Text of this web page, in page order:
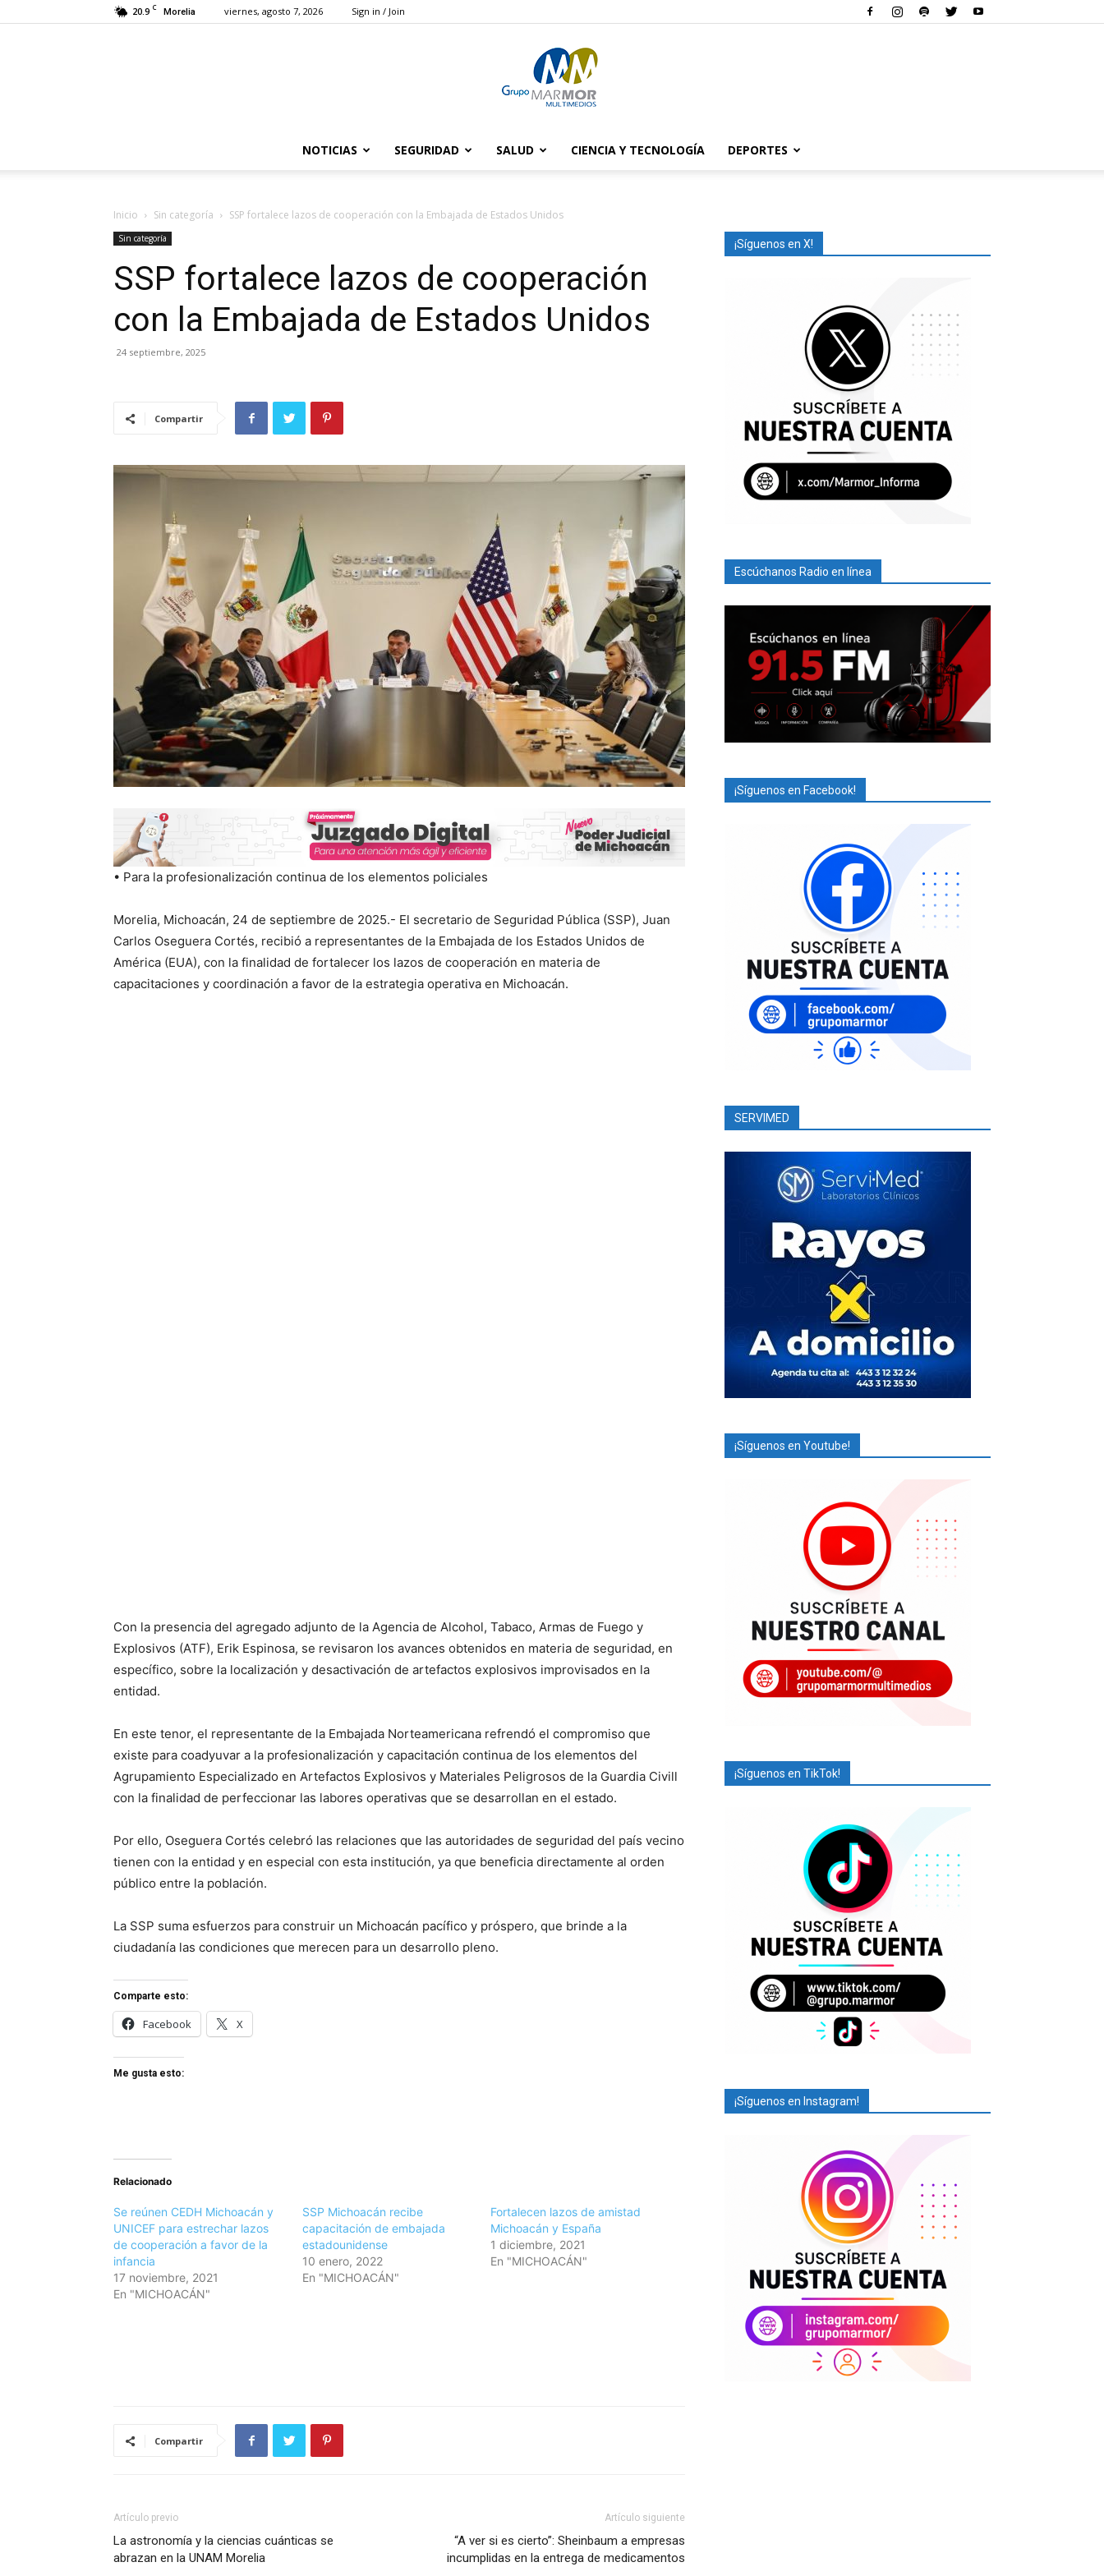
20.9 C Morelia viernes, agosto 7, 2026 Sign in / Join
Marmor
NOTICIAS SEGURIDAD SALUD CIENCIA Y TECNOLOGÍA DEPORTES
Inicio Sin categoría SSP fortalece lazos de cooperación con la Embajada de Estados Unidos
Sin categoría
SSP fortalece lazos de cooperación
con la Embajada de Estados Unidos
24 septiembre, 2025
Compartir
• Para la profesionalización continua de los elementos policiales
Morelia, Michoacán, 24 de septiembre de 2025.- El secretario de Seguridad Pública (SSP), Juan
Carlos Oseguera Cortés, recibió a representantes de la Embajada de los Estados Unidos de
América (EUA), con la finalidad de fortalecer los lazos de cooperación en materia de
capacitaciones y coordinación a favor de la estrategia operativa en Michoacán.
Con la presencia del agregado adjunto de la Agencia de Alcohol, Tabaco, Armas de Fuego y
Explosivos (ATF), Erik Espinosa, se revisaron los avances obtenidos en materia de seguridad, en
específico, sobre la localización y desactivación de artefactos explosivos improvisados en la
entidad.
En este tenor, el representante de la Embajada Norteamericana refrendó el compromiso que
existe para coadyuvar a la profesionalización y capacitación continua de los elementos del
Agrupamiento Especializado en Artefactos Explosivos y Materiales Peligrosos de la Guardia Civill
con la finalidad de perfeccionar las labores operativas que se desarrollan en el estado.
Por ello, Oseguera Cortés celebró las relaciones que las autoridades de seguridad del país vecino
tienen con la entidad y en especial con esta institución, ya que beneficia directamente al orden
público entre la población.
La SSP suma esfuerzos para construir un Michoacán pacífico y próspero, que brinde a la
ciudadanía las condiciones que merecen para un desarrollo pleno.
Comparte esto:
Facebook X
Me gusta esto:
Relacionado
Se reúnen CEDH Michoacán y
UNICEF para estrechar lazos
de cooperación a favor de la
infancia
17 noviembre, 2021
En "MICHOACÁN"
SSP Michoacán recibe
capacitación de embajada
estadounidense
10 enero, 2022
En "MICHOACÁN"
Fortalecen lazos de amistad
Michoacán y España
1 diciembre, 2021
En "MICHOACÁN"
Compartir
Artículo previo
La astronomía y la ciencias cuánticas se
abrazan en la UNAM Morelia
Artículo siguiente
“A ver si es cierto”: Sheinbaum a empresas
incumplidas en la entrega de medicamentos
¡Síguenos en X!
Escúchanos Radio en línea
¡Síguenos en Facebook!
SERVIMED
¡Síguenos en Youtube!
¡Síguenos en TikTok!
¡Síguenos en Instagram!